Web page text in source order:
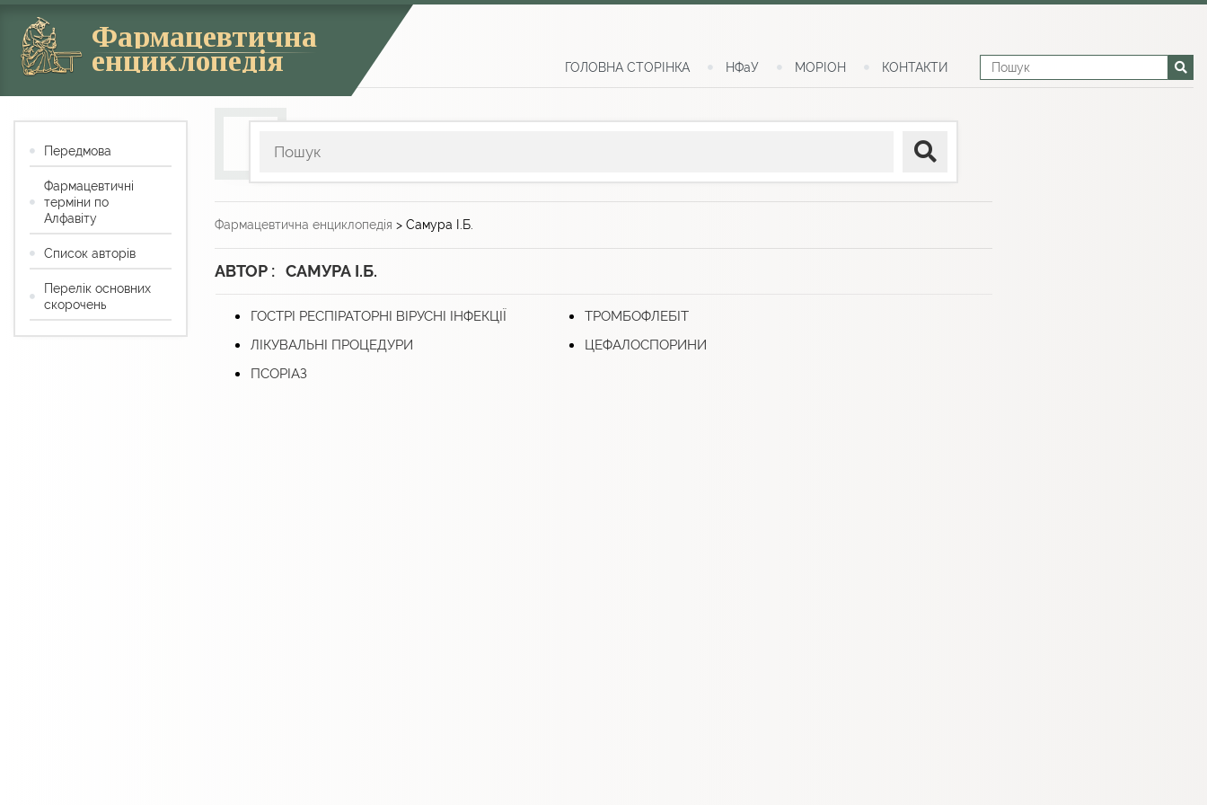
Фармацевтична
енциклопедія ГОЛОВНА СТОРІНКА НФаУ МОРІОН КОНТАКТИ
Фармацевтична енциклопедія > Самура І.Б.
АВТОР : САМУРА І.Б.
ГОСТРІ РЕСПІРАТОРНІ ВІРУСНІ ІНФЕКЦІЇ
ЛІКУВАЛЬНІ ПРОЦЕДУРИ
ПСОРІАЗ
ТРОМБОФЛЕБІТ
ЦЕФАЛОСПОРИНИ
Передмова
Фармацевтичні
терміни по
Алфавіту
Список авторів
Перелік основних
скорочень